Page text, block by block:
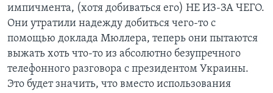
импичмента, (хотя добиваться его) НЕ ИЗ-ЗА ЧЕГО.
Они утратили надежду добиться чего-то с
помощью доклада Мюллера, теперь они пытаются
выжать хоть что-то из абсолютно безупречного
телефонного разговора с президентом Украины.
Это будет значить, что вместо использования